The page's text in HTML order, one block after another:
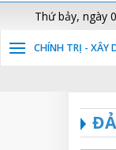
Thứ bảy, ngày
CHÍNH TRỊ - XÂY